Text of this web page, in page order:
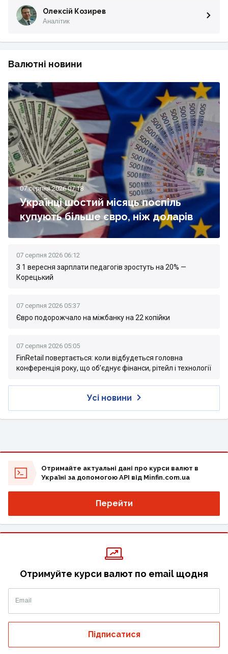
Олексій Козирев
Аналітик
Валютні новини
07 серпня 2026 07:18
Українці шостий місяць поспіль
купують більше євро, ніж доларів
07 серпня 2026 06:12
З 1 вересня зарплати педагогів зростуть на 20% —
Корецький
07 серпня 2026 05:37
Євро подорожчало на міжбанку на 22 копійки
07 серпня 2026 05:05
FinRetail повертається: коли відбудеться головна
конференція року, що об’єднує фінанси, рітейл і технології
Усі новини
Отримайте актуальні дані про курси валют в
Україні за допомогою API від Minfin.com.ua
Перейти
Отримуйте курси валют по email щодня
Email
Підписатися